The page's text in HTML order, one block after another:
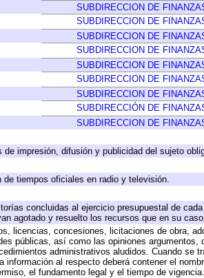
SUBDIRECCION DE
SUBDIRECCION DE
SUBDIRECCION DE
SUBDIRECCION DE
SUBDIRECCION DE
SUBDIRECCION DE
SUBDIRECCION DE
SUBDIRECCIÓN DE
SUBDIRECCION DE
impresión, difusión y publicidad del sujeto
tiempos oficiales en radio y televisión.
concluidas al ejercicio presupuestal de
agotado y resuelto los recursos que en su
licencias, concesiones, licitaciones de obra,
públicas, así como las opiniones argumentos,
administrativos aludidos. Cuando se
al respecto deberá contener el
el fundamento legal y el tiempo de vigencia.